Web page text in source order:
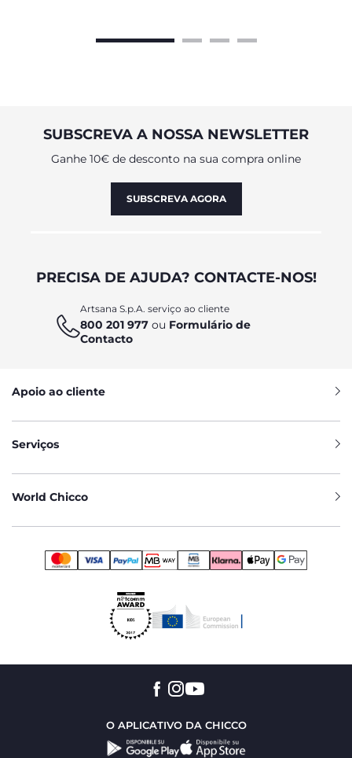
SUBSCREVA A NOSSA NEWSLETTER
Ganhe 10€ de desconto na sua compra online
SUBSCREVA AGORA
PRECISA DE AJUDA? CONTACTE-NOS!
Artsana S.p.A. serviço ao cliente
800 201 977 ou Formulário de
Contacto
Apoio ao cliente
Serviços
World Chicco
O APLICATIVO DA CHICCO